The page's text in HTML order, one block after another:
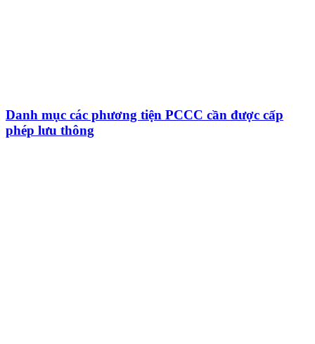
Danh mục các phương tiện PCCC cần được cấp
phép lưu thông